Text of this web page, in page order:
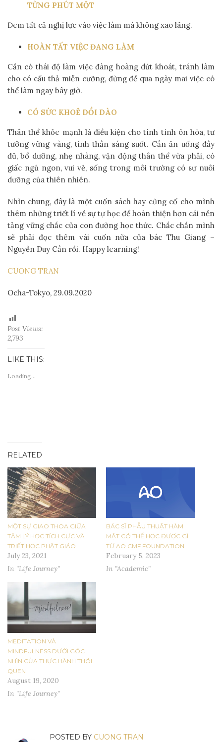
TỪNG PHÚT MỘT
Đem tất cả nghị lực vào việc làm mà không xao lãng.
HOÀN TẤT VIỆC ĐANG LÀM
Cần có thái độ làm việc đàng hoàng dứt khoát, tránh làm
cho có cẩu thả miễn cưỡng, đừng để qua ngày mai việc có
thể làm ngay bây giờ.
CÓ SỨC KHOẺ DỒI DÀO
Thân thể khỏe mạnh là điều kiện cho tính tình ôn hòa, tư
tưởng vững vàng, tinh thần sáng suốt. Cần ăn uống đầy
đủ, bổ dưỡng, nhẹ nhàng, vận động thân thể vừa phải, có
giấc ngủ ngon, vui vẻ, sống trong môi trường có sự nuôi
dưỡng của thiên nhiên.
Nhìn chung, đây là một cuốn sách hay củng cố cho mình
thêm những triết lí về sự tự học để hoàn thiện hơn cái nền
tảng vững chắc của con đường học thức. Chắc chắn mình
sẽ phải đọc thêm vài cuốn nữa của bác Thu Giang –
Nguyễn Duy Cần rồi. Happy learning!
CUONG TRAN
Ocha-Tokyo, 29.09.2020
Post Views:
2,793
LIKE THIS:
Loading...
RELATED
MỘT SỰ GIAO THOA GIỮA
TÂM LÝ HỌC TÍCH CỰC VÀ
TRIẾT HỌC PHẬT GIÁO
July 23, 2021
In "Life Journey"
BÁC SĨ PHẪU THUẬT HÀM
MẶT CÓ THỂ HỌC ĐƯỢC GÌ
TỪ AO CMF FOUNDATION
February 5, 2023
In "Academic"
MEDITATION VÀ
MINDFULNESS DƯỚI GÓC
NHÌN CỦA THỰC HÀNH THÓI
QUEN
August 19, 2020
In "Life Journey"
POSTED BY CUONG TRAN